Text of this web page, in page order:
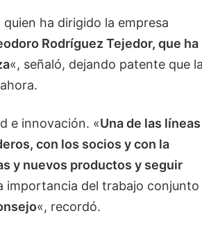
ha dirigido la empresa
Rodríguez Tejedor, que ha
«, señaló, dejando patente que
e innovación. «Una de las líneas
con los socios y con la
y nuevos productos y seguir
importancia del trabajo conjunto
«, recordó.